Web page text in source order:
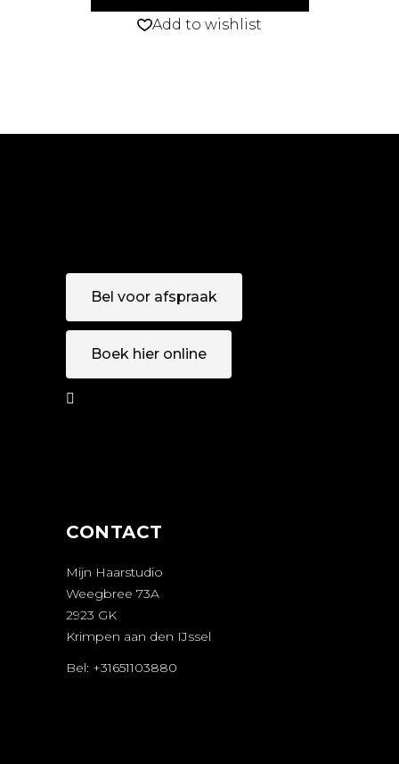
Add to wishlist
Bel voor afspraak
Boek hier online
CONTACT
Mijn Haarstudio
Weegbree 73A
2923 GK
Krimpen aan den IJssel
Bel: +31651103880